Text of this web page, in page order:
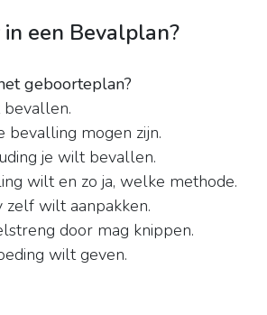
een Bevalplan?
geboorteplan?
bevalling mogen zijn.
je wilt bevallen.
wilt en zo ja, welke methode.
zelf wilt aanpakken.
door mag knippen.
wilt geven.